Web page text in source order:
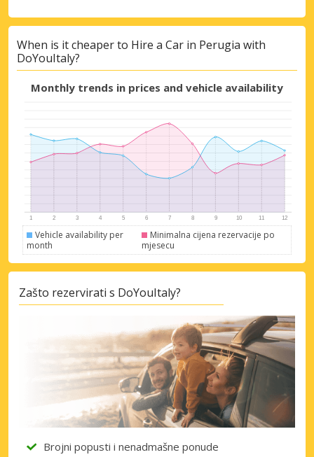
When is it cheaper to Hire a Car in Perugia with
DoYouItaly?
Monthly trends in prices and vehicle availability
Vehicle availability per
month
Minimalna cijena rezervacije po
mjesecu
Zašto rezervirati s DoYouItaly?
Brojni popusti i nenadmašne ponude
Prijava putem eLinka